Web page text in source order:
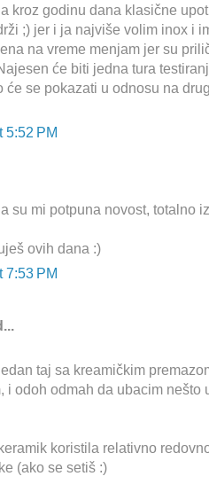
kroz godinu dana klasične
;) jer i ja najviše volim inox i
na vreme menjam jer su
će biti jedna tura
će se pokazati u odnosu na
5:52 PM
su mi potpuna novost, totalno
ovih dana :)
7:53 PM
taj sa kreamičkim
i odoh odmah da ubacim nešto
koristila relativno
(ako se setiš :)